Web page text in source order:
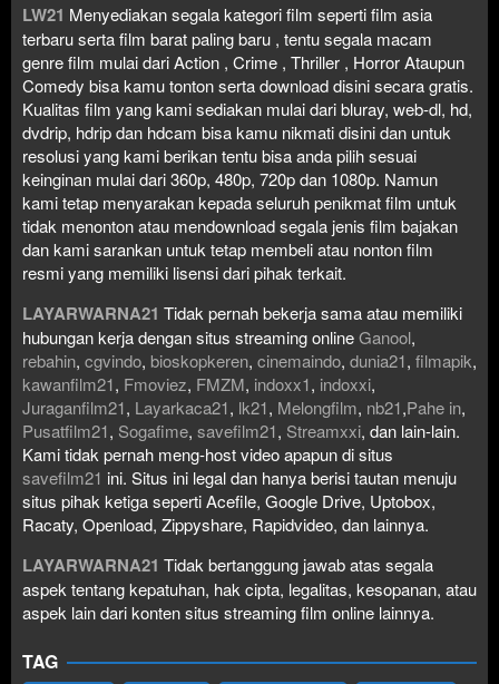
LW21 Menyediakan segala kategori film seperti film asia
terbaru serta film barat paling baru , tentu segala macam
genre film mulai dari Action , Crime , Thriller , Horror Ataupun
Comedy bisa kamu tonton serta download disini secara gratis.
Kualitas film yang kami sediakan mulai dari bluray, web-dl, hd,
dvdrip, hdrip dan hdcam bisa kamu nikmati disini dan untuk
resolusi yang kami berikan tentu bisa anda pilih sesuai
keinginan mulai dari 360p, 480p, 720p dan 1080p. Namun
kami tetap menyarakan kepada seluruh penikmat film untuk
tidak menonton atau mendownload segala jenis film bajakan
dan kami sarankan untuk tetap membeli atau nonton film
resmi yang memiliki lisensi dari pihak terkait.
LAYARWARNA21 Tidak pernah bekerja sama atau memiliki
hubungan kerja dengan situs streaming onlineGanool,
rebahin, cgvindo, bioskopkeren, cinemaindo, dunia21, filmapik,
kawanfilm21, Fmoviez, FMZM, indoxx1, indoxxi,
Juraganfilm21, Layarkaca21, lk21, Melongfilm, nb21,Pahe in,
Pusatfilm21, Sogafime, savefilm21, Streamxxi, dan lain-lain.
Kami tidak pernah meng-host video apapun di situs
savefilm21 ini. Situs ini legal dan hanya berisi tautan menuju
situs pihak ketiga seperti Acefile, Google Drive, Uptobox,
Racaty, Openload, Zippyshare, Rapidvideo, dan lainnya.
LAYARWARNA21 Tidak bertanggung jawab atas segala
aspek tentang kepatuhan, hak cipta, legalitas, kesopanan, atau
aspek lain dari konten situs streaming film online lainnya.
TAG